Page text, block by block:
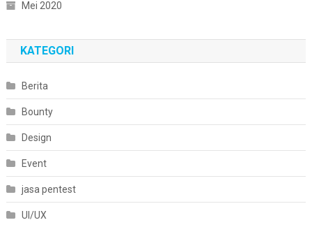
Mei 2020
KATEGORI
Berita
Bounty
Design
Event
jasa pentest
UI/UX